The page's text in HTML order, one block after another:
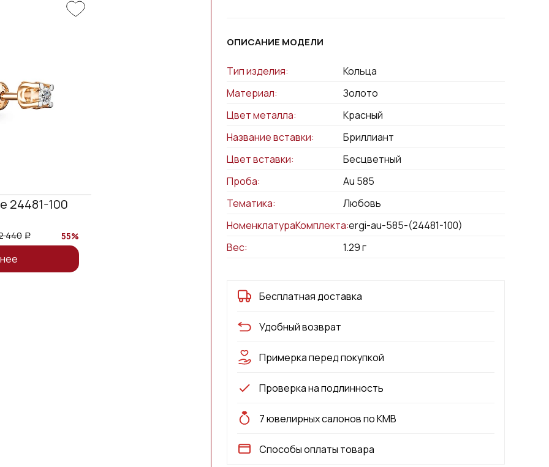
24481-100
440 a 55%
ОПИСАНИЕ МОДЕЛИ
Тип изделия:
Кольца
Материал:
Золото
Цвет металла:
Красный
Название вставки:
Бриллиант
Цвет вставки:
Бесцветный
Проба:
Au 585
Тематика:
Любовь
НоменклатураКомплекта:sergi-au-585-(24481-100)
Вес:
1.29г
Бесплатная доставка
Удобный возврат
Примерка перед покупкой
Проверка на подлинность
7 ювелирных салонов по КМВ
Способы оплаты товара